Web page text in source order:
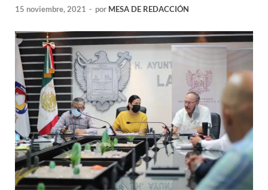
15 noviembre, 2021 - por MESA DE REDACCIÓN